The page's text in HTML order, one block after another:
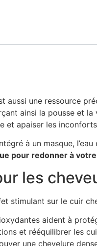
aussi une ressource
ainsi la pousse et
et apaiser les
à un masque,
pour redonner à
les
stimulant sur le cuir
aident à
et rééquilibrer les
une chevelure